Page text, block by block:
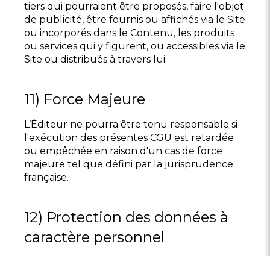
tiers qui pourraient être proposés, faire l'objet
de publicité, être fournis ou affichés via le Site
ou incorporés dans le Contenu, les produits
ou services qui y figurent, ou accessibles via le
Site ou distribués à travers lui.
11) Force Majeure
L’Éditeur ne pourra être tenu responsable si
l'exécution des présentes CGU est retardée
ou empêchée en raison d'un cas de force
majeure tel que défini par la jurisprudence
française.
12) Protection des données à
caractère personnel